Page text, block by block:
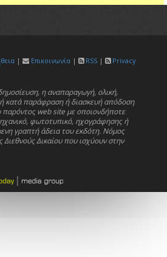
| Επικοινωνία | RSS |
Privacy
η αναπαραγωγή, ολική,
ή κατά παράφραση ή διασκευή απόδοση
παρόντος web site με οποιονδήποτε
φωτοτυπικό, ηχογράφησης ή
γραπτή άδεια του εκδότη. Νόμος
Δικαίου που ισχύουν στην